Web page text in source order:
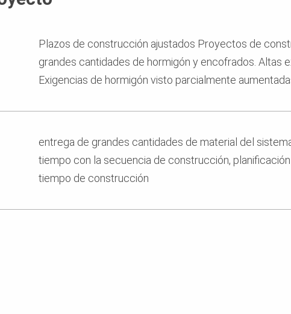
Plazos de construcción ajustados Proyectos de
grandes cantidades de hormigón y encofrados. Altas
Exigencias de hormigón visto parcialmente
entrega de grandes cantidades de material del
tiempo con la secuencia de construcción,
tiempo de construcción